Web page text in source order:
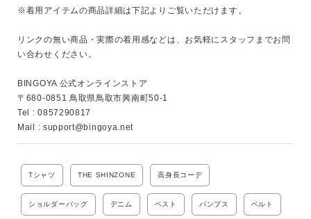
MENS
カテゴリ
※着用アイテムの商品詳細は下記よりご覧いただけます。
リンクの無い商品・実際の着用感などは、お気軽にスタッフまでお問
い合わせください。
BINGOYA 公式オンラインストア
〒680-0851 鳥取県鳥取市興南町50-1
Tel : 0857290817
Mail : support@bingoya.net
Tシャツ THE SHINZONE 高身長コーデ
ショルダーバッグ デニム ベスト パンプス ベルト